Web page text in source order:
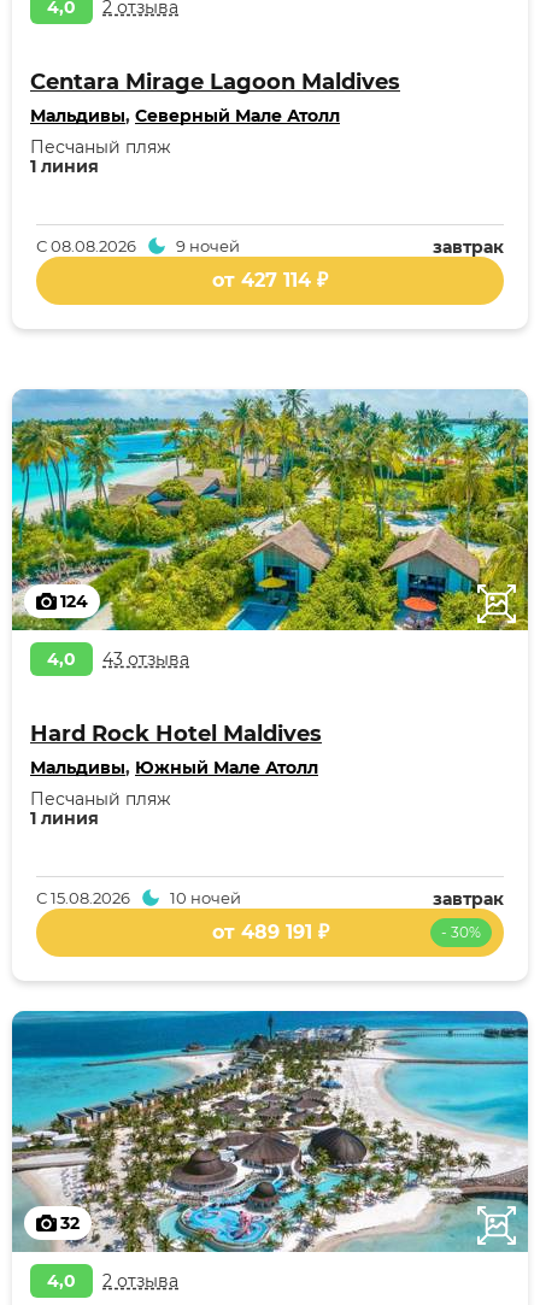
4,0 2 отзыва
Centara Mirage Lagoon Maldives
Мальдивы, Северный Мале Атолл
1 линия
Песчаный пляж
завтрак
С08.08.2026 9 ночей
от 427 114 ₽
124
4,0 43 отзыва
Hard Rock Hotel Maldives
Мальдивы, Южный Мале Атолл
1 линия
Песчаный пляж
завтрак
С15.08.2026 10 ночей
- 30%
от 489 191 ₽
32
4,0 2 отзыва